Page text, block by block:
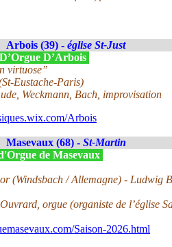
Arbois (39) - église St-Just
D’Arbois
virtuose”
Eustache-Paris)
Weckmann, Bach, improvisation
Arbois
Masevaux (68) - St-Martin
de Masevaux
(Windsbach / Allemagne) - Ludwig
orgue (organiste de l’église
Saison-2026.html